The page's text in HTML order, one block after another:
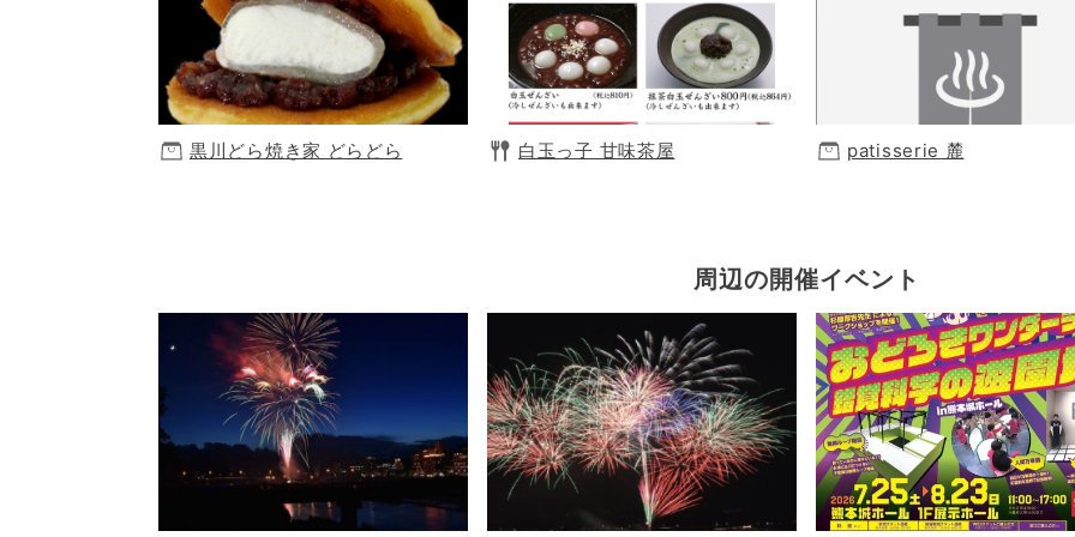
黒川どら焼き家 どらどら 白玉っ子 甘味茶屋 patisserie 麓
周辺の開催イベント